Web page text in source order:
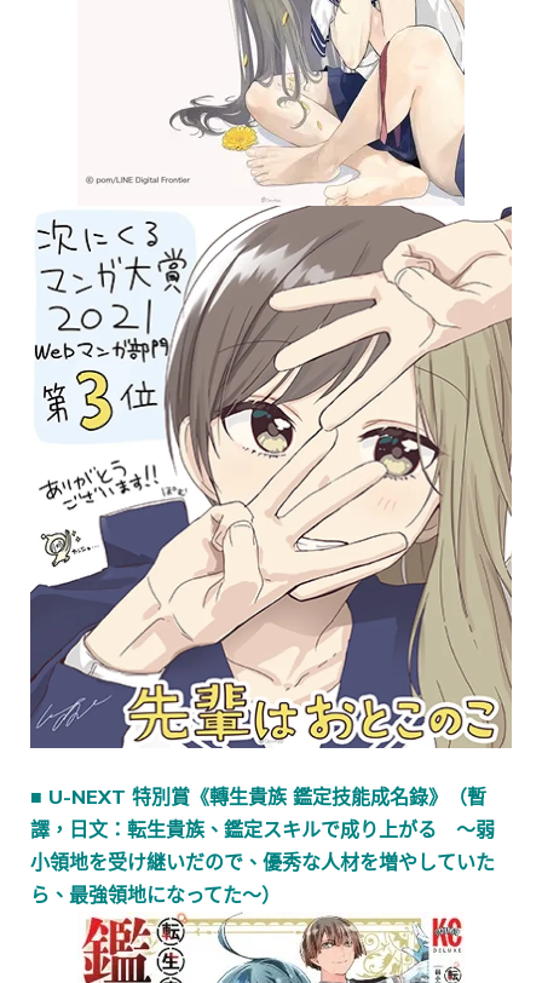
■ U-NEXT 特別賞《轉生貴族 鑑定技能成名錄》（暫
譯，日文：転生貴族、鑑定スキルで成り上がる ～弱
小領地を受け継いだので、優秀な人材を増やしていた
ら、最強領地になってた～）